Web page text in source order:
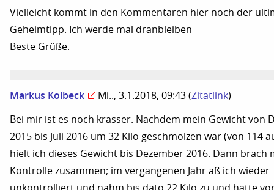
Vielleicht kommt in den Kommentaren hier noch der
Geheimtipp. Ich werde mal dranbleiben
Beste Grüße.
Markus Kolbeck Mi.., 3.1.2018, 09:43 (Zitatlink)
Bei mir ist es noch krasser. Nachdem mein Gewicht von
2015 bis Juli 2016 um 32 Kilo geschmolzen war (von 114
hielt ich dieses Gewicht bis Dezember 2016. Dann brach
Kontrolle zusammen; im vergangenen Jahr aß ich wieder